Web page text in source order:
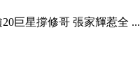
巨星撐修哥 張家輝惹全 ...